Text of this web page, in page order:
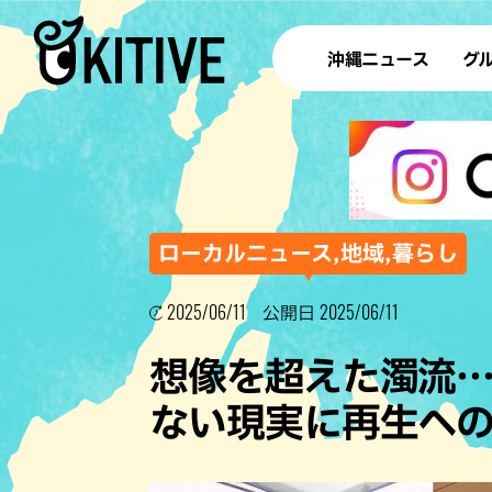
沖縄ニュース グ
ラ
テイ
すし
ステー
その他
ローカルニュース,地域,暮らし
2025/06/11 公開日 2025/06/11
想像を超えた濁流
ない現実に再生へ